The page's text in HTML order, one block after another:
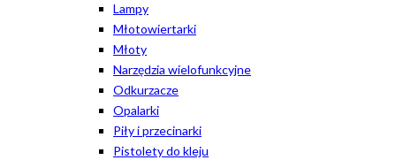
Lampy
Młotowiertarki
Młoty
Narzędzia wielofunkcyjne
Odkurzacze
Opalarki
Piły i przecinarki
Pistolety do kleju